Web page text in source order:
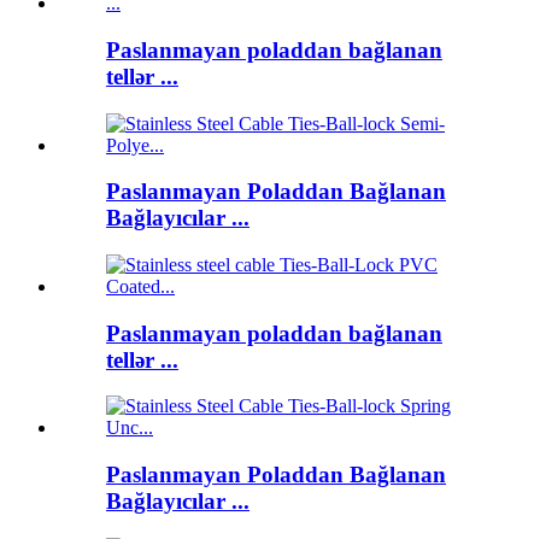
Paslanmayan poladdan bağlanan
tellər ...
Paslanmayan Poladdan Bağlanan
Bağlayıcılar ...
Paslanmayan poladdan bağlanan
tellər ...
Paslanmayan Poladdan Bağlanan
Bağlayıcılar ...